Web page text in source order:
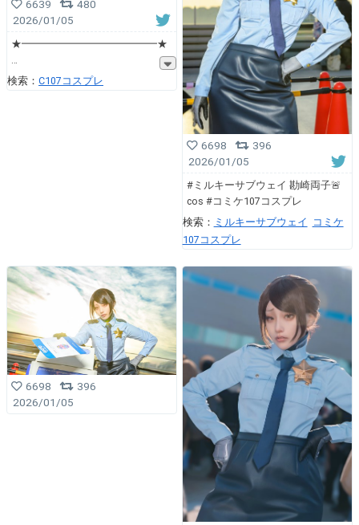
6639
480
2026/01/05
★━━━━━━━━━━━━━★
検索： C107コスプレ
6698
396
2026/01/05
#ミルキーサブウェイ 勘崎両子🚨
cos #コミケ107コスプレ
検索： ミルキーサブウェイ
コミケ
107コスプレ
6698
396
2026/01/05